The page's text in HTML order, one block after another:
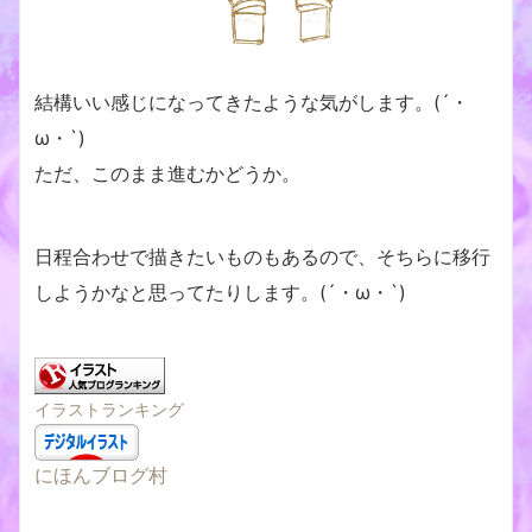
結構いい感じになってきたような気がします。(´・
ω・`)
ただ、このまま進むかどうか。
日程合わせで描きたいものもあるので、そちらに移行
しようかなと思ってたりします。(´・ω・`)
イラストランキング
にほんブログ村